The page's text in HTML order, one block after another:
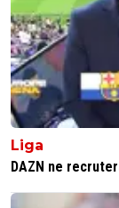
Tu parles il
0
C est juste
0+
Liga
DAZN ne